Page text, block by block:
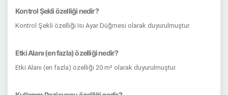
Kontrol Şekli özelliği nedir?
Kontrol Şekli özelliği Isı Ayar Düğmesi olarak duyurulmuştur.
Etki Alanı (en fazla) özelliği nedir?
Etki Alanı (en fazla) özelliği 20 m² olarak duyurulmuştur.